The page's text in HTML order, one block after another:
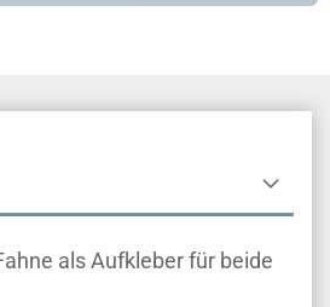
als Aufkleber für beide